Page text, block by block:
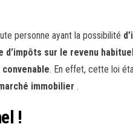
personne ayant la possibilité
d’impôts sur le revenu
. En effet, cette loi
immobilier .
!